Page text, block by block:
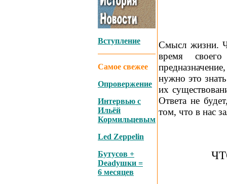
Вступление
Самое свежее
Опровержение
Интервью с
Ильёй
Кормильцевым
Led Zeppelin
Бутусов +
Deadушки =
6 месяцев
Смысл жизни.
время
нужно это
их
Ответа не
том, что в нас